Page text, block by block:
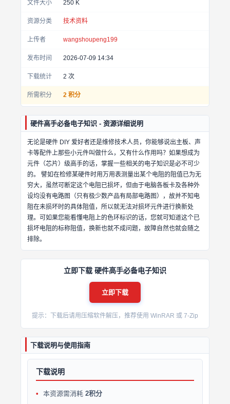
文件大小 250 K
资源分类 技术资料
上传者 wangshoupeng199
发布时间 2026-07-09 14:34
下载统计 2 次
所需积分 2 积分
硬件高手必备电子知识 - 资源详细说明
无论是硬件 DIY 爱好者还是维修技术人员，你能够说出主板、声
卡等配件上那些小元件叫做什么，又有什么作用吗？如果想成为
元件（芯片）级高手的话，掌握一些相关的电子知识是必不可少
的。 譬如在检修某硬件时用万用表测量出某个电阻的阻值已为无
穷大，虽然可断定这个电阻已损坏，但由于电脑各板卡及各种外
设均没有电路图（只有极少数产品有局部电路图），故并不知电
阻在未损坏时的具体阻值，所以就无法对损坏元件进行换新处
理。可如果您能看懂电阻上的色环标识的话，您就可知道这个已
损坏电阻的标称阻值，换新也就不成问题，故障自然也就会随之
排除。
立即下载 硬件高手必备电子知识
立即下载
提示：下载后请用压缩软件解压，推荐使用 WinRAR 或 7-Zip
下载说明与使用指南
下载说明
本资源需消耗 2积分